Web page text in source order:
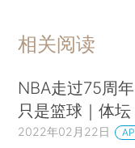
相关阅读
NBA走过75周
只是篮球｜体坛
2022年02月22日